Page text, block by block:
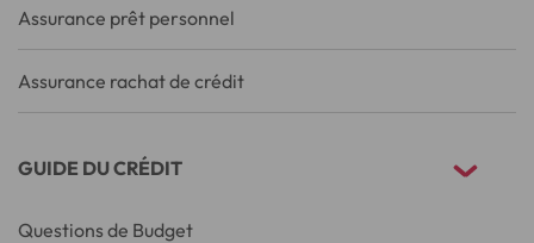
Assurance prêt personnel
Assurance rachat de crédit
GUIDE DU CRÉDIT
Questions de Budget